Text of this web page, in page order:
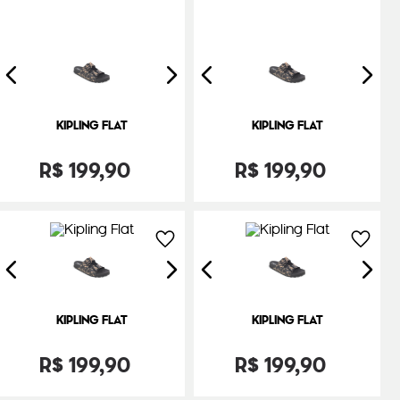
KIPLING FLAT
R$199,90
KIPLING FLAT
R$199,90
KIPLING FLAT
R$199,90
KIPLING FLAT
R$199,90